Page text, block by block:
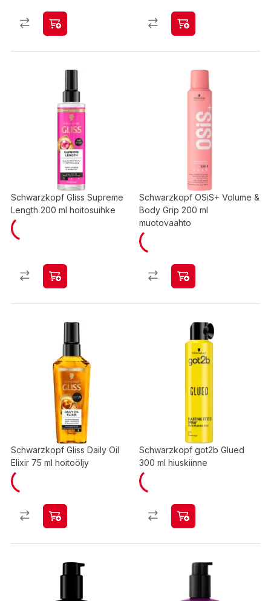
Schwarzkopf Gliss Supreme
Length 200 ml hoitosuihke
Schwarzkopf OSiS+ Volume &
Body Grip 200 ml
muotovaahto
Schwarzkopf Gliss Daily Oil
Elixir 75 ml hoitoöljy
Schwarzkopf got2b Glued
300 ml hiuskiinne